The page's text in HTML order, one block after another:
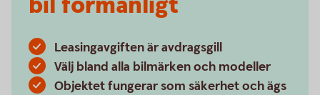
Leasingavgiften är avdragsgill
Välj bland alla bilmärken och modeller
Objektet fungerar som säkerhet och ägs